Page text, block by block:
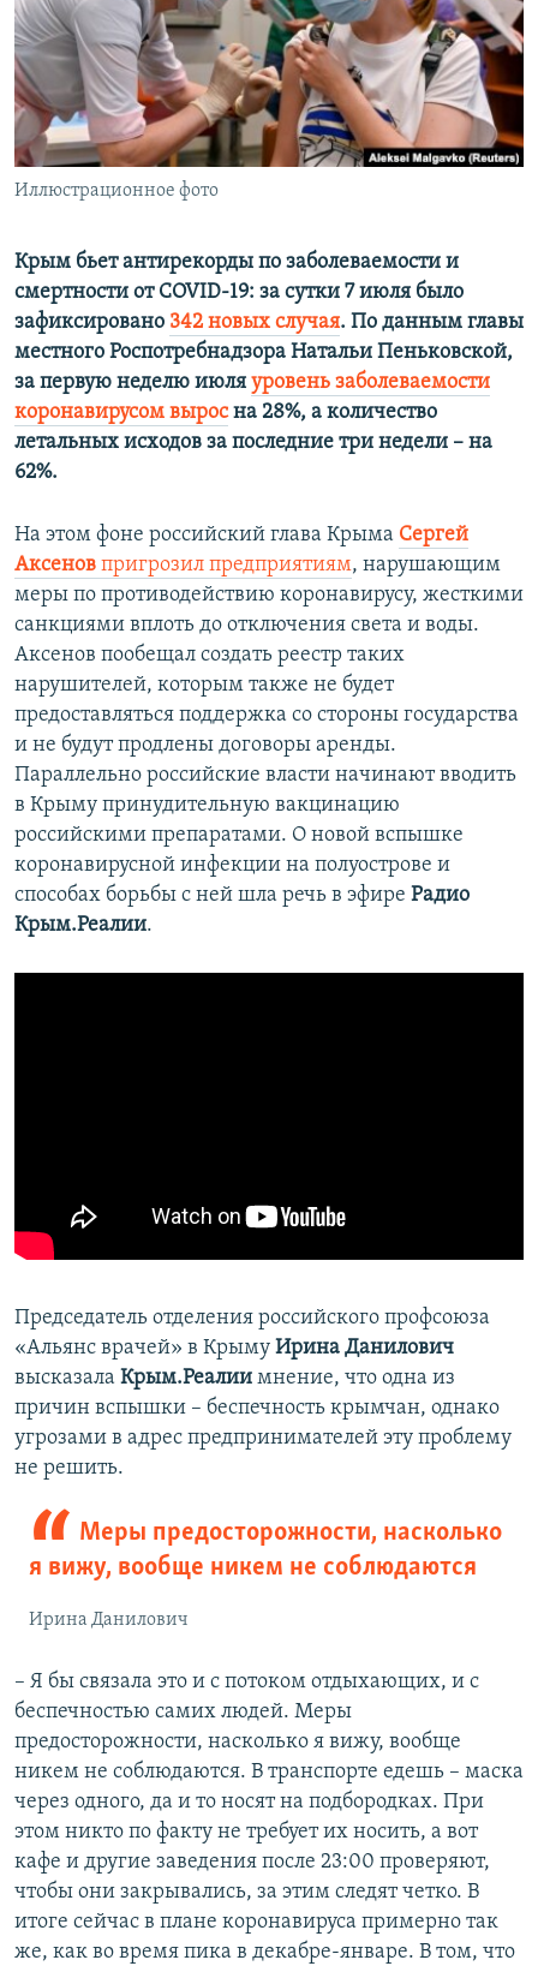
ПОБЕДИТЕЛЕЙ НЕ СУДЯТ?
КРЫМ.НЕПОКОРЕННЫЙ
ELIFBE
УКРАИНСКАЯ ПРОБЛЕМА КРЫМА
ПРИСОЕДИНЯЙТЕСЬ!
Все сайты RFE/RL
Иллюстрационное фото
Крым бьет антирекорды по заболеваемости и
смертности от COVID-19: за сутки 7 июля было
зафиксировано 342 новых случая. По данным главы
местного Роспотребнадзора Натальи Пеньковской,
за первую неделю июля уровень заболеваемости
коронавирусом выросна 28%, а количество
летальных исходов за последние три недели – на
62%.
На этом фоне российский глава Крыма Сергей
Аксенов пригрозил предприятиям, нарушающим
меры по противодействию коронавирусу, жесткими
санкциями вплоть до отключения света и воды.
Аксенов пообещал создать реестр таких
нарушителей, которым также не будет
предоставляться поддержка со стороны государства
и не будут продлены договоры аренды.
Параллельно российские власти начинают вводить
в Крыму принудительную вакцинацию
российскими препаратами. О новой вспышке
коронавирусной инфекции на полуострове и
способах борьбы с ней шла речь в эфире Радио
Крым.Реалии.
Председатель отделения российского профсоюза
«Альянс врачей» в Крыму Ирина Данилович
высказала Крым.Реалии мнение, что одна из
причин вспышки – беспечность крымчан, однако
угрозами в адрес предпринимателей эту проблему
не решить.
Меры предосторожности, насколько
я вижу, вообще никем не соблюдаются
Ирина Данилович
– Я бы связала это и с потоком отдыхающих, и с
беспечностью самих людей. Меры
предосторожности, насколько я вижу, вообще
никем не соблюдаются. В транспорте едешь – маска
через одного, да и то носят на подбородках. При
этом никто по факту не требует их носить, а вот
кафе и другие заведения после 23:00 проверяют,
чтобы они закрывались, за этим следят четко. В
итоге сейчас в плане коронавируса примерно так
же, как во время пика в декабре-январе. В том, что